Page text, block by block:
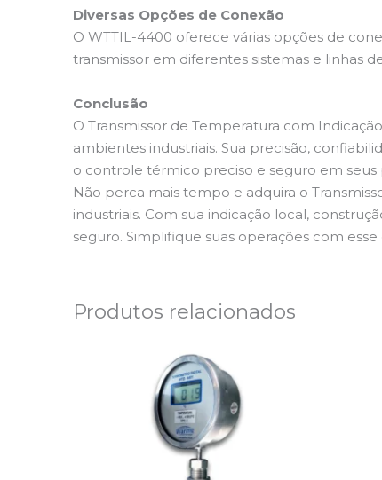
Diversas Opções de Conexão
O WTTIL-4400 oferece várias opções de
transmissor em diferentes sistemas e linhas
Conclusão
O Transmissor de Temperatura com
ambientes industriais. Sua precisão,
o controle térmico preciso e seguro em seus
Não perca mais tempo e adquira o
industriais. Com sua indicação local,
seguro. Simplifique suas operações com
Produtos relacionados